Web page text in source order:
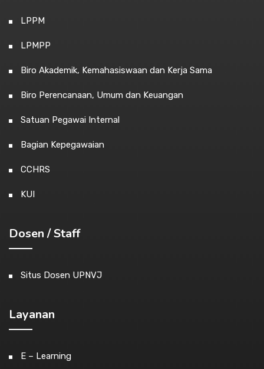
LPPM
LPMPP
Biro Akademik, Kemahasiswaan dan Kerja Sama
Biro Perencanaan, Umum dan Keuangan
Satuan Pegawai Internal
Bagian Kepegawaian
CCHRS
KUI
Dosen / Staff
Situs Dosen UPNVJ
Layanan
E – Learning